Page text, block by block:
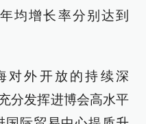
均增长率分别达到
对外开放的持续深
分发挥进博会高水平